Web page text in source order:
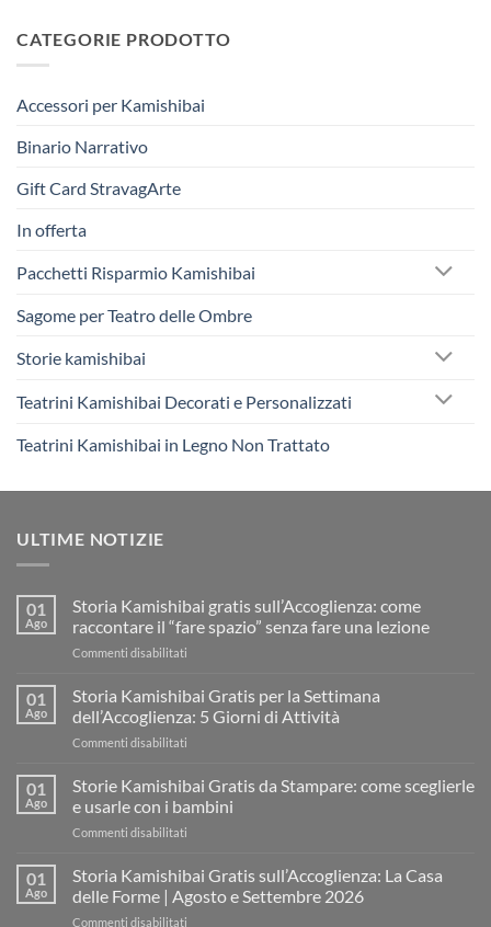
CATEGORIE PRODOTTO
Accessori per Kamishibai
Binario Narrativo
Gift Card StravagArte
In offerta
Pacchetti Risparmio Kamishibai
Sagome per Teatro delle Ombre
Storie kamishibai
Teatrini Kamishibai Decorati e Personalizzati
Teatrini Kamishibai in Legno Non Trattato
ULTIME NOTIZIE
01
Ago
Storia Kamishibai gratis sull’Accoglienza: come
raccontare il “fare spazio” senza fare una lezione
Commenti disabilitati
Kamishibai
sull’Accoglienza:
il
“fare
una
lezione
01
Ago
Storia Kamishibai Gratis per la Settimana
dell’Accoglienza: 5 Giorni di Attività
Commenti disabilitati
Kamishibai
per
dell’Accoglienza:
Giorni
01
Ago
Storie Kamishibai Gratis da Stampare: come sceglierle
e usarle con i bambini
Commenti disabilitati
Kamishibai
da
01
Ago
Storia Kamishibai Gratis sull’Accoglienza: La Casa
delle Forme | Agosto e Settembre 2026
Commenti disabilitati